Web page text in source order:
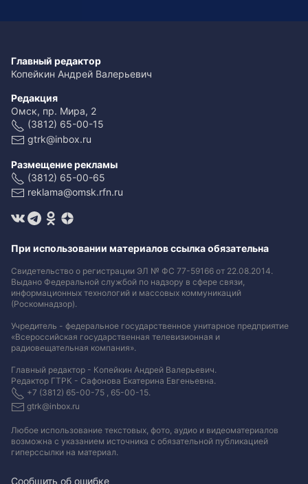
Главный редактор
Копейкин Андрей Валерьевич
Редакция
Омск, пр. Мира, 2
(3812) 65-00-15
gtrk@inbox.ru
Размещение рекламы
(3812) 65-00-65
reklama@omsk.rfn.ru
При использовании материалов ссылка обязательна
Свидетельство о регистрации ЭЛ № ФС 77-59166 от 22.08.2014.
Выдано Федеральной службой по надзору в сфере связи,
информационных технологий и массовых коммуникаций
(Роскомнадзор).
Учредитель - федеральное государственное унитарное предприятие
«Всероссийская государственная телевизионная и
радиовещательная компания».
Главный редактор - Копейкин Андрей Валерьевич.
Редактор ГТРК - Сафонова Екатерина Евгеньевна.
+7 (3812) 65-00-75 , 65-00-15.
gtrk@inbox.ru
Любое использование текстовых, фото, аудио и видеоматериалов
возможна с указанием источника с обязательной публикацией
гиперссылки на материал.
Сообщить об ошибке